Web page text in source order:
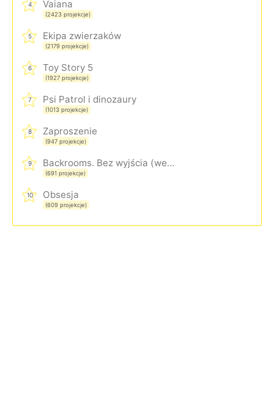
4 Vaiana
(2423 projekcje)
5 Ekipa zwierzaków
(2179 projekcje)
6 Toy Story 5
(1927 projekcje)
7 Psi Patrol i dinozaury
(1013 projekcje)
8 Zaproszenie
(947 projekcje)
9 Backrooms. Bez wyjścia (wersja rozszerzona)
(691 projekcje)
10 Obsesja
(609 projekcje)